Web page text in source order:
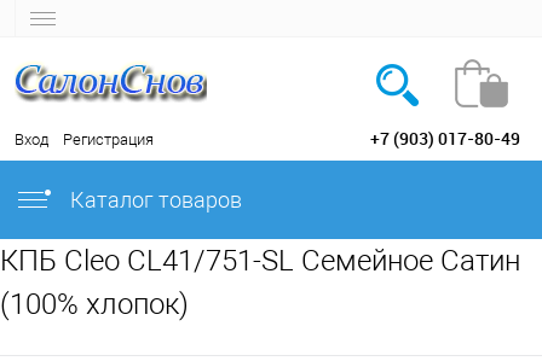
Вход Регистрация +7 (903) 017-80-49
Каталог товаров
КПБ Cleo CL41/751-SL Семейное Сатин
(100% хлопок)